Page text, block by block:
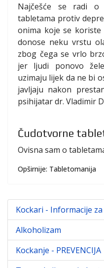
Najčešće se radi o
tabletama protiv
onima koje se koriste
donose neku vrstu
zbog čega se vrlo
jer ljudi ponovo
uzimaju lijek da ne bi
javljaju nakon
psihijatar dr. Vladimir
Čudotvorne
Ovisna sam o
Opširnije: Tabletomanija
Kockari - Informacije
Alkoholizam
Kockanje - PREVENCIJA